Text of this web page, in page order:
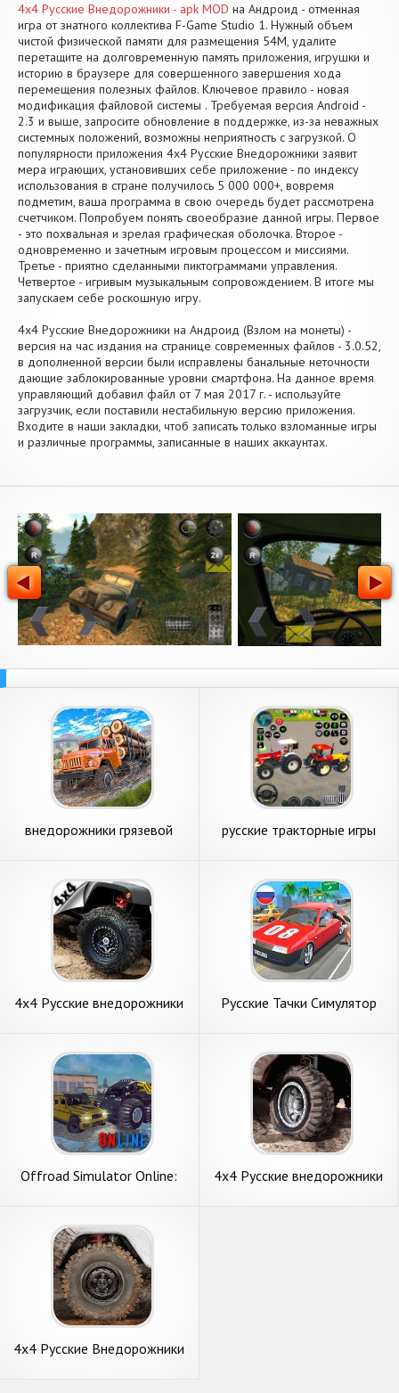
4х4 Русские Внедорожники - apk MOD на Андроид - отменная
игра от знатного коллектива F-Game Studio 1. Нужный объем
чистой физической памяти для размещения 54M, удалите
перетащите на долговременную память приложения, игрушки и
историю в браузере для совершенного завершения хода
перемещения полезных файлов. Ключевое правило - новая
модификация файловой системы . Требуемая версия Android -
2.3 и выше, запросите обновление в поддержке, из-за неважных
системных положений, возможны неприятность с загрузкой. О
популярности приложения 4х4 Русские Внедорожники заявит
мера играющих, установивших себе приложение - по индексу
использования в стране получилось 5 000 000+, вовремя
подметим, ваша программа в свою очередь будет рассмотрена
счетчиком. Попробуем понять своеобразие данной игры. Первое
- это похвальная и зрелая графическая оболочка. Второе -
одновременно и зачетным игровым процессом и миссиями.
Третье - приятно сделанными пиктограммами управления.
Четвертое - игривым музыкальным сопровождением. В итоге мы
запускаем себе роскошную игру.
4х4 Русские Внедорожники на Андроид (Взлом на монеты) -
версия на час издания на странице современных файлов - 3.0.52,
в дополненной версии были исправлены банальные неточности
дающие заблокированные уровни смартфона. На данное время
управляющий добавил файл от 7 мая 2017 г. - используйте
загрузчик, если поставили нестабильную версию приложения.
Входите в наши закладки, чтоб записать только взломанные игры
и различные программы, записанные в наших аккаунтах.
внедорожники грязевой
русские тракторные игры
4х4 Русские внедорожники
Русские Тачки Симулятор
Offroad Simulator Online:
4х4 Русские внедорожники
4х4 Русские Внедорожники